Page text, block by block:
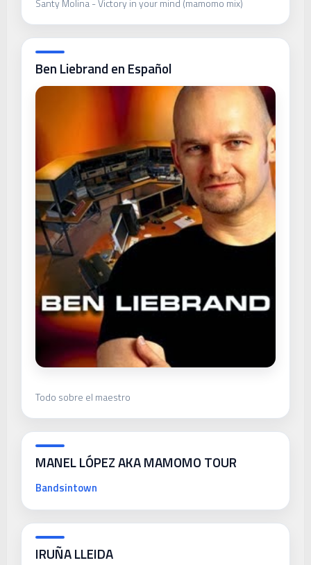
Santy Molina - Victory in your mind (mamomo mix)
Ben Liebrand en Español
Todo sobre el maestro
MANEL LÓPEZ AKA MAMOMO TOUR
Bandsintown
IRUÑA LLEIDA